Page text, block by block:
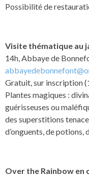
Possibilité de
Visite thématique au
14h, Abbaye de
Gratuit, sur inscription
Plantes magiques :
guérisseuses ou
des superstitions
d’onguents, de potions,
Over the Rainbow en